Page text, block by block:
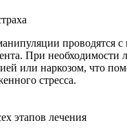
проводятся
При необходимости
или наркозом, что
стресса.
этапов лечения